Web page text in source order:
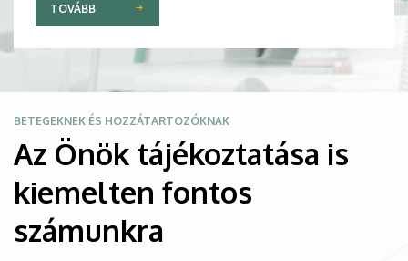
TOVÁBB
BETEGEKNEK ÉS HOZZÁTARTOZÓKNAK
Az Önök tájékoztatása is
kiemelten fontos
számunkra